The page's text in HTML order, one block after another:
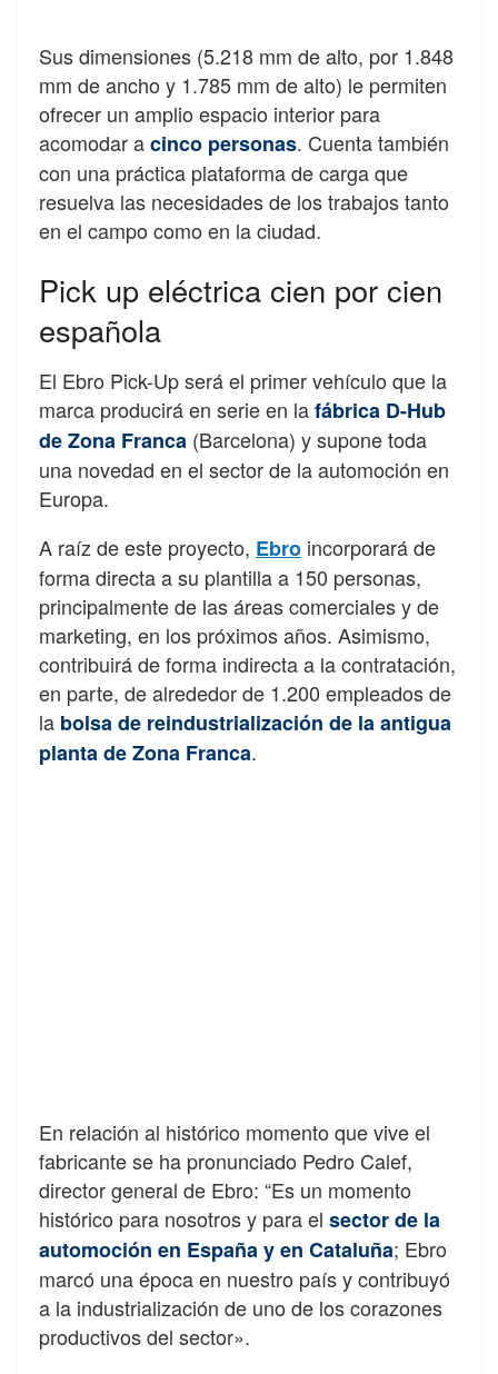
Sus dimensiones (5.218 mm de alto, por 1.848
mm de ancho y 1.785 mm de alto) le permiten
ofrecer un amplio espacio interior para
acomodar acinco personas. Cuenta también
con una práctica plataforma de carga que
resuelva las necesidades de los trabajos tanto
en el campo como en la ciudad.
Pick up eléctrica cien por cien
española
El Ebro Pick-Up será el primer vehículo que la
marca producirá en serie en lafábrica D-Hub
de Zona Franca (Barcelona) y supone toda
una novedad en el sector de la automoción en
Europa.
A raíz de este proyecto, Ebro incorporará de
forma directa a su plantilla a 150 personas,
principalmente de las áreas comerciales y de
marketing, en los próximos años. Asimismo,
contribuirá de forma indirecta a la contratación,
en parte, de alrededor de 1.200 empleados de
la bolsa de reindustrialización de la antigua
planta de Zona Franca.
En relación al histórico momento que vive el
fabricante se ha pronunciado Pedro Calef,
director general de Ebro: “Es un momento
histórico para nosotros y para el sector de la
automoción en España y en Cataluña; Ebro
marcó una época en nuestro país y contribuyó
a la industrialización de uno de los corazones
productivos del sector».